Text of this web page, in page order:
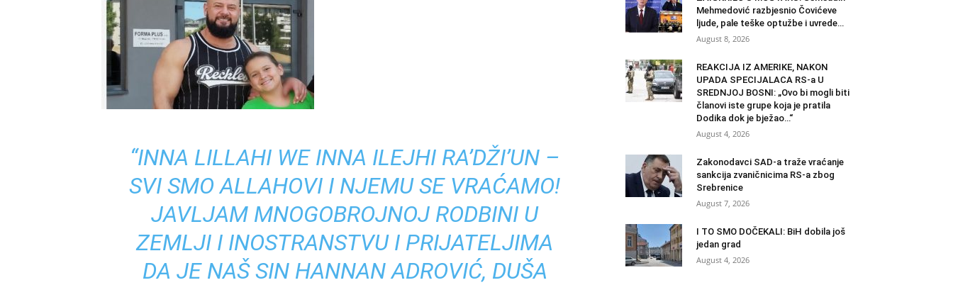
“INNA LILLAHI WE INNA ILEJHI RA’DŽI’UN –
SVI SMO ALLAHOVI I NJEMU SE VRAĆAMO!
JAVLJAM MNOGOBROJNOJ RODBINI U
ZEMLJI I INOSTRANSTVU I PRIJATELJIMA
DA JE NAŠ SIN HANNAN ADROVIĆ, DUŠA
Mehmedović razbjesnio Čovićeve
ljude, pale teške optužbe i uvrede…
August 8, 2026
REAKCIJA IZ AMERIKE, NAKON
UPADA SPECIJALACA RS-a U
SREDNJOJ BOSNI: „Ovo bi mogli biti
članovi iste grupe koja je pratila
Dodika dok je bježao…“
August 4, 2026
Zakonodavci SAD-a traže vraćanje
sankcija zvaničnicima RS-a zbog
Srebrenice
August 7, 2026
I TO SMO DOČEKALI: BiH dobila još
jedan grad
August 4, 2026